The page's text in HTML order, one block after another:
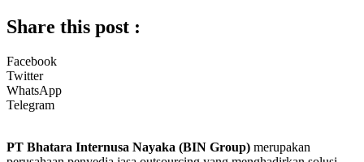
Share this post :
Facebook
Twitter
WhatsApp
Telegram
PT Bhatara Internusa Nayaka (BIN Group) merupakan